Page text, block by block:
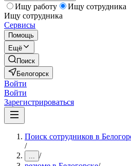
Ищу работу
Ищу сотрудника
Ищу сотрудника
Сервисы
Помощь
Ещё
Поиск
Белогорск
Войти
Войти
Зарегистрироваться
Поиск сотрудников в
/
... /